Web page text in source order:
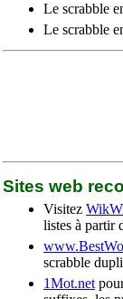
Le scrabble
Le scrabble
Sites web
Visitez
listes à partir
scrabble
1Mot.net